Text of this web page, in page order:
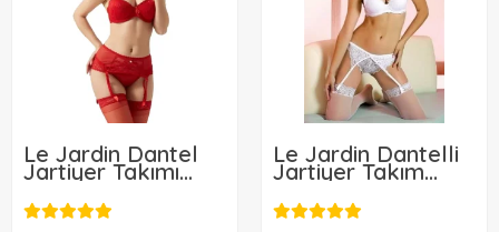
Le Jardin Dantel
Jartiyer Takımı
5265 642,55 TL
Le Jardin Dantelli
Jartiyer Takım
6250 627,89 TL